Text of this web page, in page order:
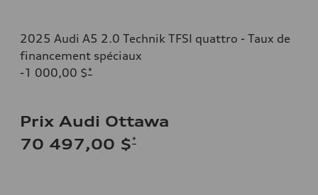
2025 Audi A5 2.0 Technik TFSI quattro - Taux de
financement spéciaux
-1 000,00 $*
Prix Audi Ottawa
70 497,00 $*